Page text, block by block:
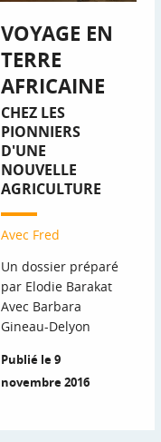
VOYAGE EN
TERRE
AFRICAINE
CHEZ LES
PIONNIERS
D'UNE
NOUVELLE
AGRICULTURE
Avec Fred
Un dossier préparé
par Elodie Barakat
Avec Barbara
Gineau-Delyon
Publié le 9
novembre 2016